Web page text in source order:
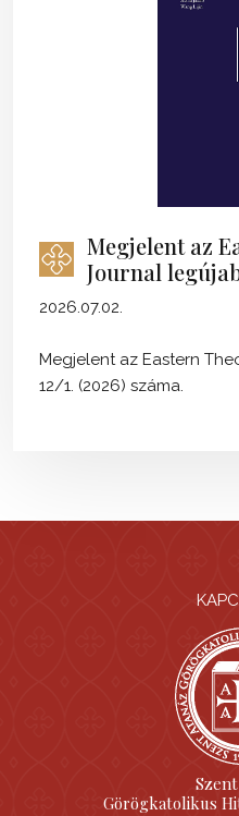
Megjelent az
Journal
2026.07.02.
Megjelent az Eastern
12/1. (2026) száma.
Görögkatolikus